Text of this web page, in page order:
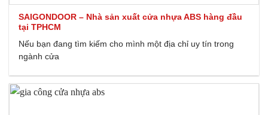
SAIGONDOOR – Nhà sản xuất cửa nhựa ABS hàng đầu
tại TPHCM
Nếu bạn đang tìm kiếm cho mình một địa chỉ uy tín trong
ngành cửa